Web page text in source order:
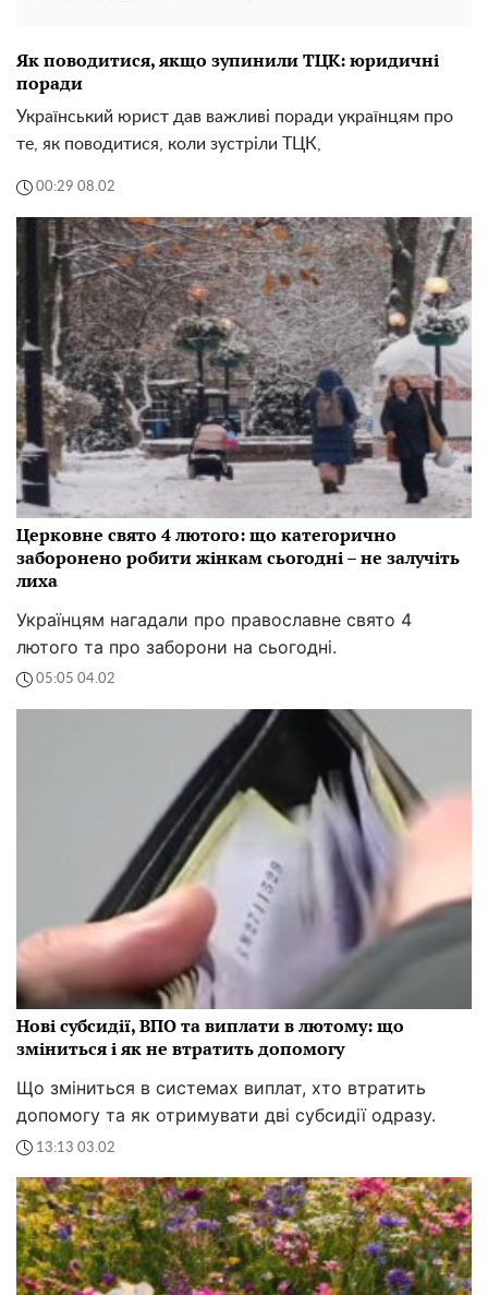
Як поводитися, якщо зупинили ТЦК: юридичні
поради
Український юрист дав важливі поради українцям про
те, як поводитися, коли зустріли ТЦК,
00:29 08.02
Церковне свято 4 лютого: що категорично
заборонено робити жінкам сьогодні – не залучіть
лиха
Українцям нагадали про православне свято 4
лютого та про заборони на сьогодні.
05:05 04.02
Нові субсидії, ВПО та виплати в лютому: що
зміниться і як не втратить допомогу
Що зміниться в системах виплат, хто втратить
допомогу та як отримувати дві субсидії одразу.
13:13 03.02